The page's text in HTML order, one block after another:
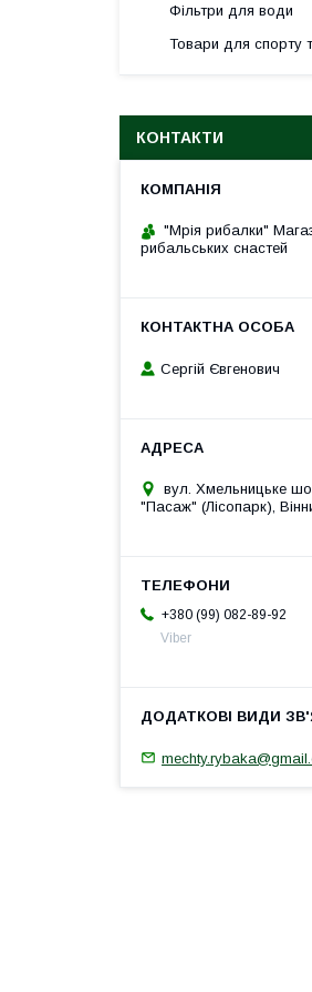
Фільтри для води
Товари для спорту
КОНТАКТИ
"Мрія рибалки"
рибальських снастей
Сергій Євгенович
вул. Хмельницьке
"Пасаж" (Лісопарк),
+380 (99) 082-89-92
Viber